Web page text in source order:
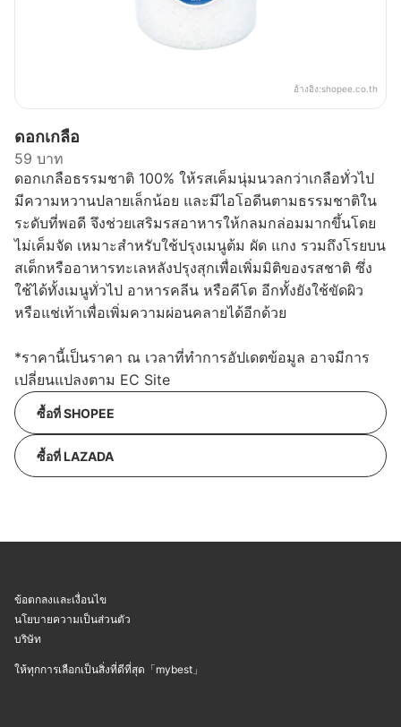
อ้างอิง:shopee.co.th
ดอกเกลือ
59 บาท
ดอกเกลือธรรมชาติ 100% ให้รสเค็มนุ่มนวลกว่าเกลือทั่วไป
มีความหวานปลายเล็กน้อย และมีไอโอดีนตามธรรมชาติใน
ระดับที่พอดี จึงช่วยเสริมรสอาหารให้กลมกล่อมมากขึ้นโดย
ไม่เค็มจัด เหมาะสำหรับใช้ปรุงเมนูต้ม ผัด แกง รวมถึงโรยบน
สเต็กหรืออาหารทะเลหลังปรุงสุกเพื่อเพิ่มมิติของรสชาติ ซึ่ง
ใช้ได้ทั้งเมนูทั่วไป อาหารคลีน หรือคีโต อีกทั้งยังใช้ขัดผิว
หรือแช่เท้าเพื่อเพิ่มความผ่อนคลายได้อีกด้วย
*ราคานี้เป็นราคา ณ เวลาที่ทำการอัปเดตข้อมูล อาจมีการ
เปลี่ยนแปลงตาม EC Site
ซื้อที่ SHOPEE
ซื้อที่ LAZADA
ข้อตกลงและเงื่อนไข
นโยบายความเป็นส่วนตัว
บริษัท
ให้ทุกการเลือกเป็นสิ่งที่ดีที่สุด「mybest」